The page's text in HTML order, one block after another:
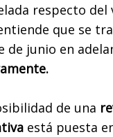
respecto del
que se
de junio en
de una
está puesta